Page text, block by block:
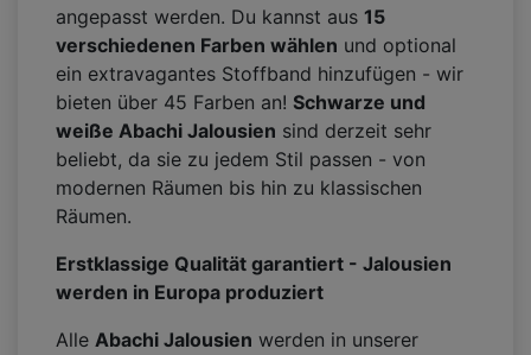
angepasst werden. Du kannst aus 15
verschiedenen Farben wählen und optional
ein extravagantes Stoffband hinzufügen - wir
bieten über 45 Farben an! Schwarze und
weiße Abachi Jalousien sind derzeit sehr
beliebt, da sie zu jedem Stil passen - von
modernen Räumen bis hin zu klassischen
Räumen.
Erstklassige Qualität garantiert - Jalousien
werden in Europa produziert
Alle Abachi Jalousien werden in unserer